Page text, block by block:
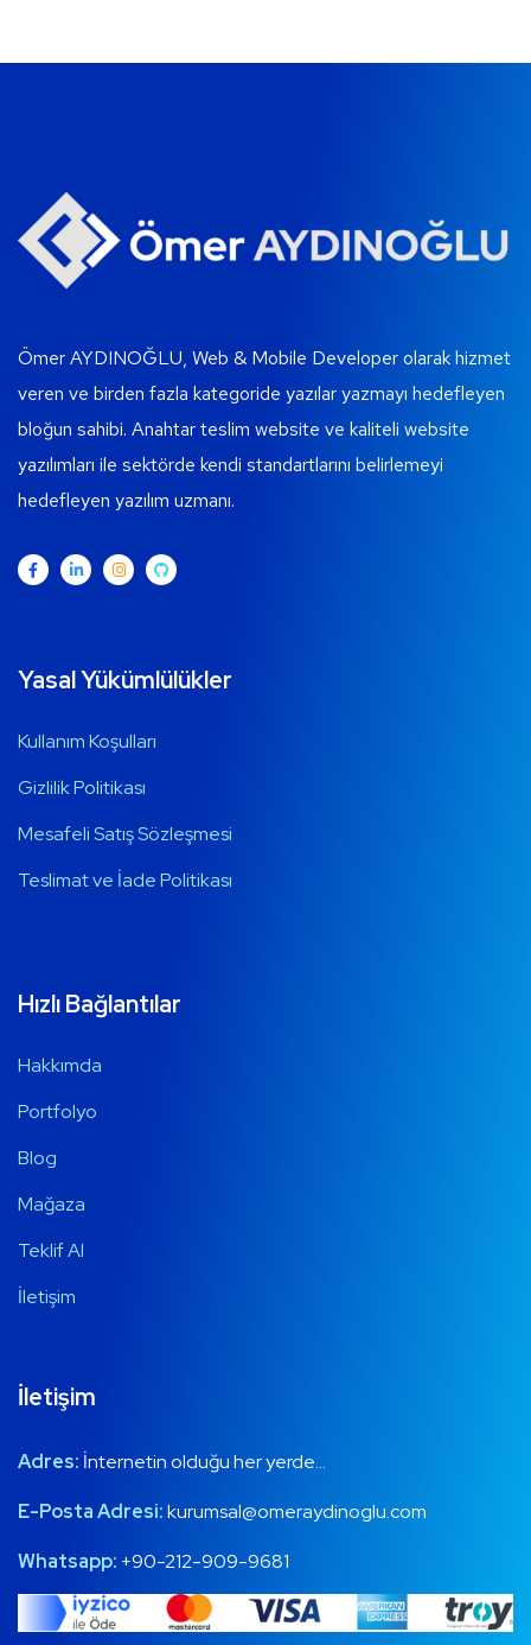
Ömer AYDINOĞLU, Web & Mobile Developer olarak hizmet
veren ve birden fazla kategoride yazılar yazmayı hedefleyen
bloğun sahibi. Anahtar teslim website ve kaliteli website
yazılımları ile sektörde kendi standartlarını belirlemeyi
hedefleyen yazılım uzmanı.
Yasal Yükümlülükler
Kullanım Koşulları
Gizlilik Politikası
Mesafeli Satış Sözleşmesi
Teslimat ve İade Politikası
Hızlı Bağlantılar
Hakkımda
Portfolyo
Blog
Mağaza
Teklif Al
İletişim
İletişim
Adres: İnternetin olduğu her yerde…
E-Posta Adresi:kurumsal@omeraydinoglu.com
Whatsapp: +90-212-909-9681